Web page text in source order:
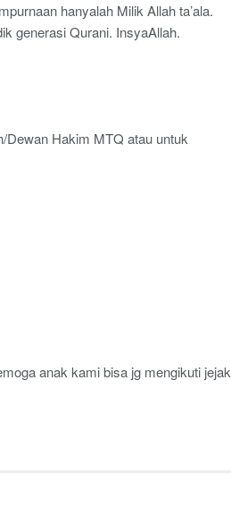
hanyalah Milik Allah ta’ala.
generasi Qurani. InsyaAllah.
Dewan Hakim MTQ atau untuk
anak kami bisa jg mengikuti jejak